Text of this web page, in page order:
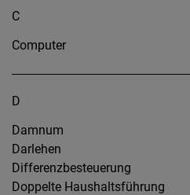
C
Computer
D
Damnum
Darlehen
Differenzbesteuerung
Doppelte Haushaltsführung